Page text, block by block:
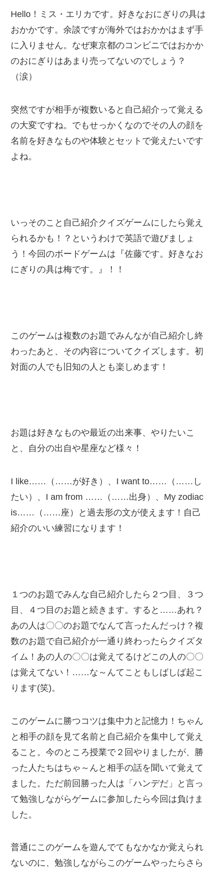
Hello！ミス・エリカです。好きなおにぎりの具は
おかかです。余談ですが海外ではおかかはまず手
に入りません。なぜ東京都のコンビニではおかか
のおにぎりはあまり売ってないのでしょう？
（涙）
突然ですが相手が複数いると自己紹介って覚える
の大変ですね。でもせっかくなのでその人の顔を
名前を好きなものや体験とセットで覚えたいです
よね。
いっそのこと自己紹介クイズゲームにしたら覚え
られるかも！？というわけで英語で遊びましょ
う！今回のボードゲームは『佐藤です。好きなお
にぎりの具は梅です。』！！
このゲームは複数のお題でみんなが自己紹介し終
わったあと、その内容についてクイズします。初
対面の人でも旧知の人とも楽しめます！
お題は好きなものや最近の出来事、やりたいこ
と、自分の出自や星座など様々！
I like……（……が好き）、I want to……（……し
たい）、I am from ……（……出身）、My zodiac
is……（……座）と過去形の文が使えます！自己
紹介のいい練習になります！
１つのお題でみんな自己紹介したら２つ目、３つ
目、４つ目のお題と続きます。すると……あれ？
あの人は〇〇のお題でなんて言ったんだっけ？複
数のお題で自己紹介が一通り終わったらクイズタ
イム！あの人の〇〇は覚えてるけどこの人の〇〇
は覚えてない！……な～んてこともしばしば起こ
ります(笑)。
このゲームに勝つコツは集中力と記憶力！ちゃん
と相手の顔を見て名前と自己紹介を集中して覚え
ること。今のところ授業で２回やりましたが、勝
った人たちはちゃ～んと相手の話を聞いて覚えて
ました。ただ前回勝った人は「ハンデだ」と言っ
て勉強しながらゲームに参加したら今回は負けま
した。
普通にこのゲームを遊んでてもなかなか覚えられ
ないのに、勉強しながらこのゲームやったらさら